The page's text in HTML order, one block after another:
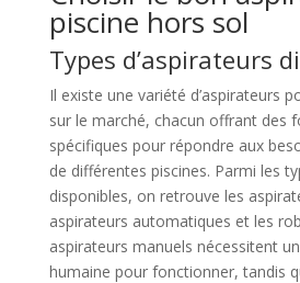
piscine hors sol
Types d’aspirateurs
Il existe une variété d’aspirateurs
sur le marché, chacun offrant des
spécifiques pour répondre aux
de différentes piscines. Parmi les
disponibles, on retrouve les
aspirateurs automatiques et les
aspirateurs manuels nécessitent
humaine pour fonctionner, tandis